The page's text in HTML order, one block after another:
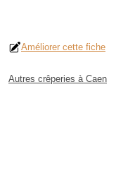
Améliorer cette fiche
Autres crêperies à Caen